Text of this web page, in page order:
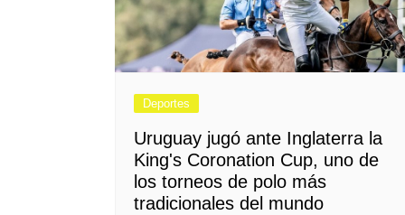
Deportes
Uruguay jugó ante Inglaterra la
King's Coronation Cup, uno de
los torneos de polo más
tradicionales del mundo